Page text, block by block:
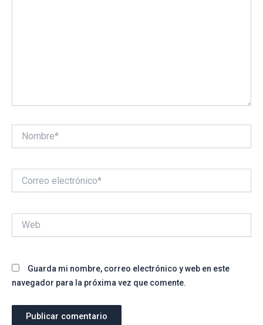
electrónico*
Guarda mi nombre, correo electrónico y web en este
navegador para la próxima vez que comente.